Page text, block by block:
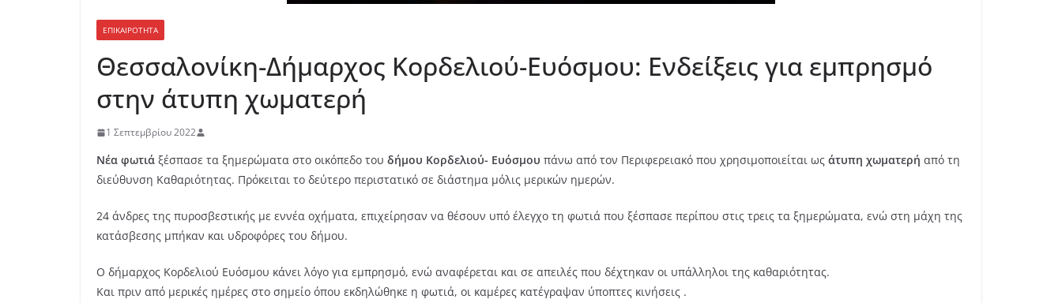
ΕΠΙΚΑΙΡΟΤΗΤΑ
Θεσσαλονίκη-Δήμαρχος Κορδελιού-Ευόσμου: Ενδείξεις για εμπρησμό
στην άτυπη χωματερή
1 Σεπτεμβρίου 2022
Νέα φωτιά ξέσπασε τα ξημερώματα στο οικόπεδο του δήμου Κορδελιού- Ευόσμου πάνω από τον Περιφερειακό που χρησιμοποιείται ως άτυπη χωματερή από τη
διεύθυνση Καθαριότητας. Πρόκειται το δεύτερο περιστατικό σε διάστημα μόλις μερικών ημερών.
24 άνδρες της πυροσβεστικής με εννέα οχήματα, επιχείρησαν να θέσουν υπό έλεγχο τη φωτιά που ξέσπασε περίπου στις τρεις τα ξημερώματα, ενώ στη μάχη της
κατάσβεσης μπήκαν και υδροφόρες του δήμου.
Ο δήμαρχος Κορδελιού Ευόσμου κάνει λόγο για εμπρησμό, ενώ αναφέρεται και σε απειλές που δέχτηκαν οι υπάλληλοι της καθαριότητας.
Και πριν από μερικές ημέρες στο σημείο όπου εκδηλώθηκε η φωτιά, οι καμέρες κατέγραψαν ύποπτες κινήσεις .